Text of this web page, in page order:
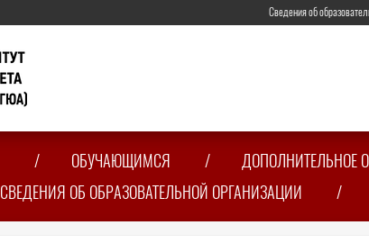
Сведения об
ОБУЧАЮЩИМСЯ ДОПОЛНИТЕЛЬНОЕ
СВЕДЕНИЯ ОБ ОБРАЗОВАТЕЛЬНОЙ ОРГАНИЗАЦИИ